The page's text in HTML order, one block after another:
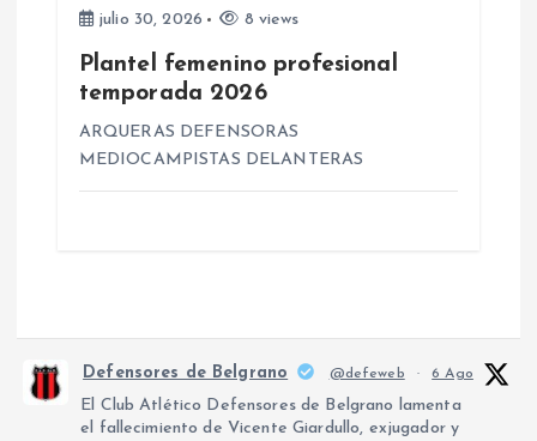
julio 30, 2026 8 views
Plantel femenino profesional
temporada 2026
ARQUERAS DEFENSORAS
MEDIOCAMPISTAS DELANTERAS
Defensores de Belgrano @defeweb · 6 Ago
El Club Atlético Defensores de Belgrano lamenta
el fallecimiento de Vicente Giardullo, exjugador y